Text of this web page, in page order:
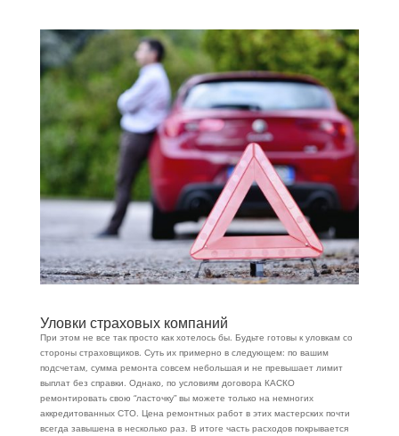
Уловки страховых компаний
При этом не все так просто как хотелось бы. Будьте готовы к уловкам со
стороны страховщиков. Суть их примерно в следующем: по вашим
подсчетам, сумма ремонта совсем небольшая и не превышает лимит
выплат без справки. Однако, по условиям договора КАСКО
ремонтировать свою “ласточку” вы можете только на немногих
аккредитованных СТО. Цена ремонтных работ в этих мастерских почти
всегда завышена в несколько раз. В итоге часть расходов покрывается